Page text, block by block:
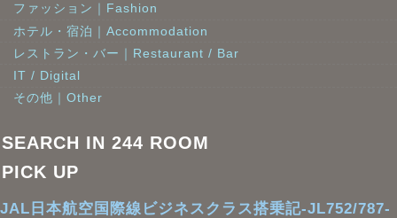
ファッション｜Fashion
ホテル・宿泊｜Accommodation
レストラン・バー｜Restaurant / Bar
IT / Digital
その他｜Other
SEARCH IN 244 ROOM
PICK UP
JAL日本航空国際線ビジネスクラス搭乗記-JL752/787-